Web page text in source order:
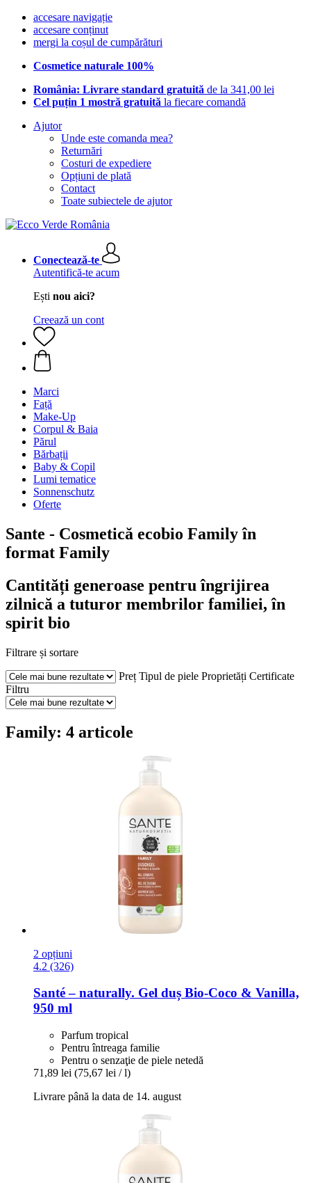
accesare navigație
accesare conținut
mergi la coșul de cumpărături
Cosmetice naturale 100%
România: Livrare standard gratuită de la 341,00 lei
Cel puțin 1 mostră gratuită la fiecare comandă
Ajutor
Unde este comanda mea?
Returnări
Costuri de expediere
Opțiuni de plată
Contact
Toate subiectele de ajutor
Conectează-te
Autentifică-te acum
Ești nou aici?
Creează un cont
Marci
Față
Make-Up
Corpul & Baia
Părul
Bărbații
Baby & Copil
Lumi tematice
Sonnenschutz
Oferte
Sante - Cosmetică ecobio Family în
format Family
Cantități generoase pentru îngrijirea
zilnică a tuturor membrilor familiei, în
spirit bio
Filtrare și sortare
Preț Tipul de piele Proprietăți Certificate
Filtru
Family: 4 articole
2 opțiuni
4.2 (326)
Santé – naturally. Gel duș Bio-​Coco & Vanilla,
950 ml
Parfum tropical
Pentru întreaga familie
Pentru o senzaţie de piele netedă
71,89 lei (75,67 lei / l)
Livrare până la data de 14. august